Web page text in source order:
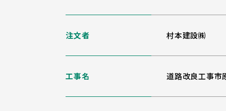
注文者 村本建設㈱
工事名 道路改良工事市